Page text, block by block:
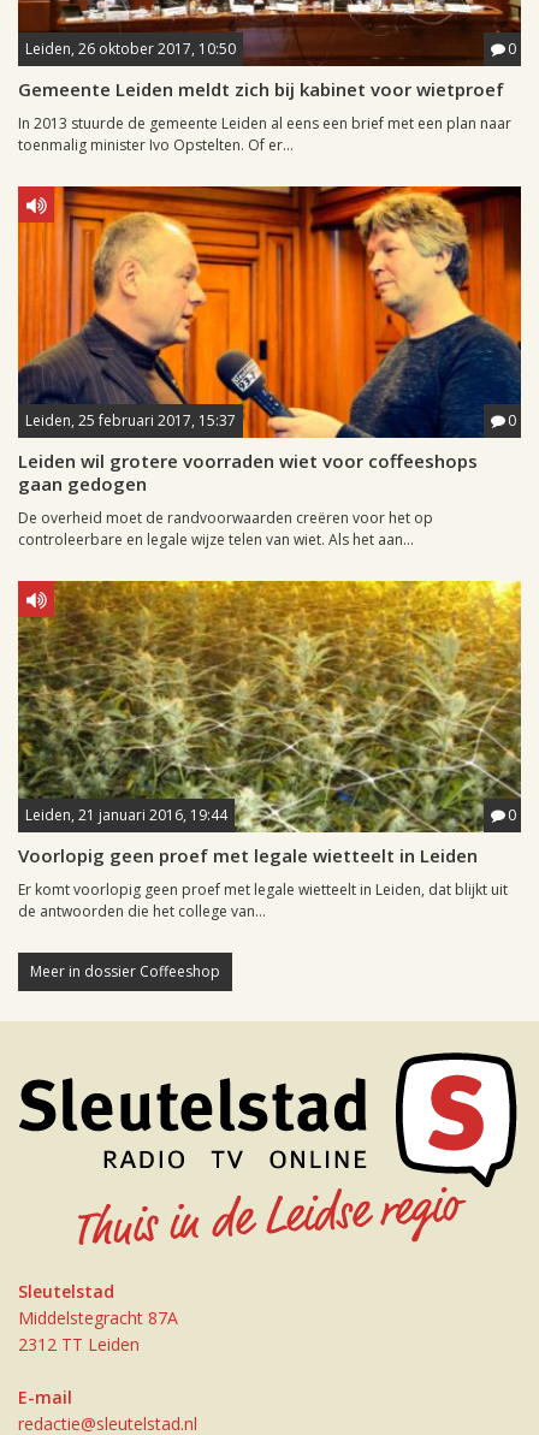
Leiden, 26 oktober 2017, 10:50 0
Gemeente Leiden meldt zich bij kabinet voor wietproef
In 2013 stuurde de gemeente Leiden al eens een brief met een plan naar
toenmalig minister Ivo Opstelten. Of er...
Leiden, 25 februari 2017, 15:37 0
Leiden wil grotere voorraden wiet voor coffeeshops
gaan gedogen
De overheid moet de randvoorwaarden creëren voor het op
controleerbare en legale wijze telen van wiet. Als het aan...
Leiden, 21 januari 2016, 19:44 0
Voorlopig geen proef met legale wietteelt in Leiden
Er komt voorlopig geen proef met legale wietteelt in Leiden, dat blijkt uit
de antwoorden die het college van...
Meer in dossier Coffeeshop
Sleutelstad
Middelstegracht 87A
2312 TT Leiden
E-mail
redactie@sleutelstad.nl